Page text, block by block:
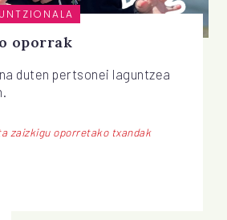
oporrak
duten pertsonei laguntzea
zaizkigu oporretako txandak